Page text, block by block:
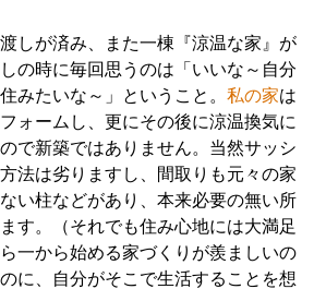
しが済み、また一棟『涼温な家』が
の時に毎回思うのは「いいな～自分
みたいな～」ということ。 私の家は
ォームし、更にその後に涼温換気に
で新築ではありません。当然サッシ
法は劣りますし、間取りも元々の家
い柱などがあり、本来必要の無い所
す。（それでも住み心地には大満足
一から始める家づくりが羨ましいの
に、自分がそこで生活することを想